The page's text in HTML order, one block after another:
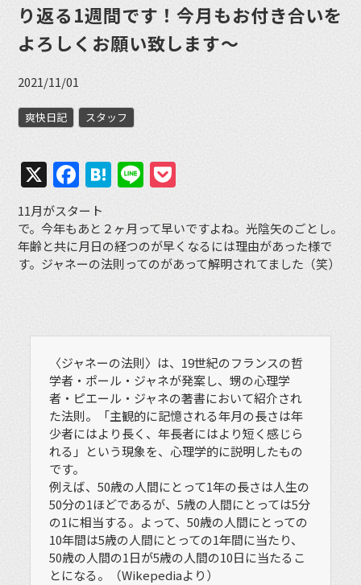
り返る1週間です！今月もお付き合いを
よろしくお願い致します〜
2021/11/01
爽快日記 スタッフ
X Facebook
Hatena
Line
11月がスタート
で。今年もあと２ヶ月って早いですよね。光陰矢のごとし。
年齢と共に月日の経つのが早くなるには理由があった様で
す。ジャネーの法則ってのがあって解明されてました（笑）
〈ジャネーの法則〉は、19世紀のフランスの哲
学者・ポール・ジャネが発案し、甥の心理学
者・ピエール・ジャネの著書において紹介され
た法則。「主観的に記憶される年月の長さは年
少者にはより長く、年長者にはより短く感じら
れる」という現象を、心理学的に説明したもの
です。
例えば、50歳の人間にとって1年の長さは人生の
50分の1ほどであるが、5歳の人間にとっては5分
の1に相当する。よって、50歳の人間にとっての
10年間は5歳の人間にとっての1年間に当たり、
50歳の人間の1日が5歳の人間の10日に当たるこ
とになる。（Wikepediaより）